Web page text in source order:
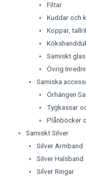
Filtar
Kuddar och
Koppar,
Samiskt glas
Övrig
Samiska
Örhängen
Tygkassar
Plånböcker
Samiskt Silver
Silver Armband
Silver Halsband
Silver Ringar